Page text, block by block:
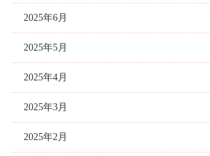
2025年6月
2025年5月
2025年4月
2025年3月
2025年2月